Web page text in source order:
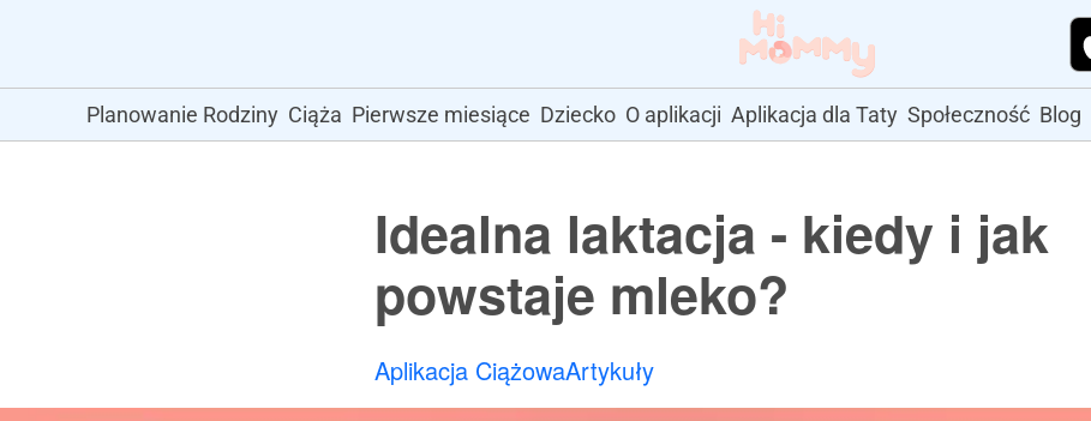
Planowanie Rodziny Ciąża Pierwsze miesiące Dziecko O aplikacji Aplikacja dla Taty Społeczność Blog
Idealna laktacja - kiedy i jak
powstaje mleko?
Aplikacja CiążowaArtykuły